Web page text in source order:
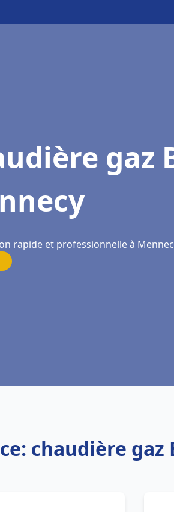
gaz
rapide et professionnelle à
chaudière gaz